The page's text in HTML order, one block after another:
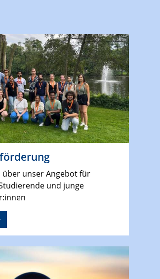
unser Angebot für
und junge